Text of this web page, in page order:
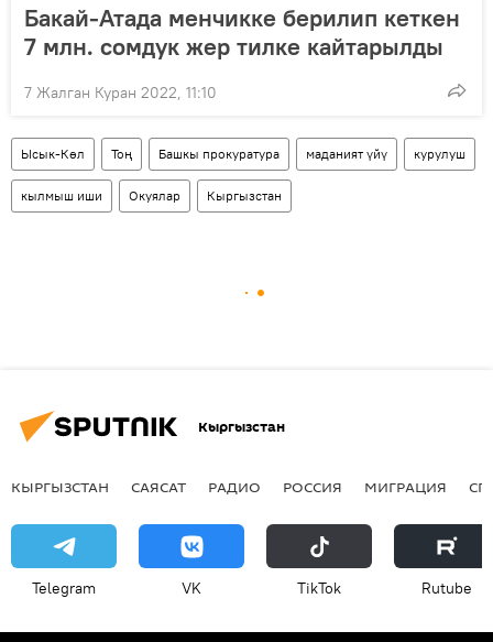
Бакай-Атада менчикке берилип кеткен
7 млн. сомдук жер тилке кайтарылды
7 Жалган Куран 2022, 11:10
Ысык-Көл Тоң Башкы прокуратура маданият үйү курулуш
кылмыш иши Окуялар Кыргызстан
Кыргызстан
КЫРГЫЗСТАН САЯСАТ РАДИО РОССИЯ МИГРАЦИЯ
Telegram VK ТikТоk Rutube